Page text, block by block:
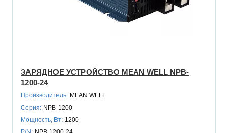
ЗАРЯДНОЕ УСТРОЙСТВО MEAN WELL NPB-
1200-24
Производитель: MEAN WELL
Серия: NPB-1200
Мощность, Вт: 1200